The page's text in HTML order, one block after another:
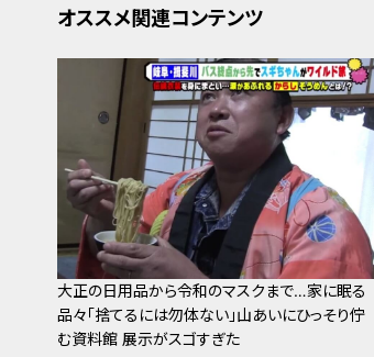
オススメ関連コンテンツ
大正の日用品から令和のマスクまで…家に眠る
品々「捨てるには勿体ない」山あいにひっそり佇
む資料館 展示がスゴすぎた